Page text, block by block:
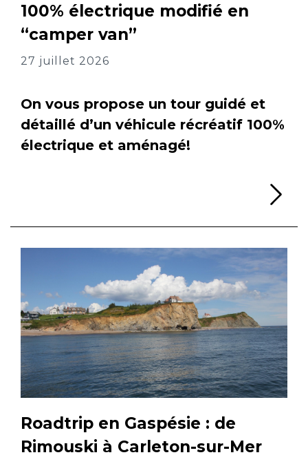
100% électrique modifié en
“camper van”
27 juillet 2026
On vous propose un tour guidé et
détaillé d’un véhicule récréatif 100%
électrique et aménagé!
Roadtrip en Gaspésie : de
Rimouski à Carleton-sur-Mer